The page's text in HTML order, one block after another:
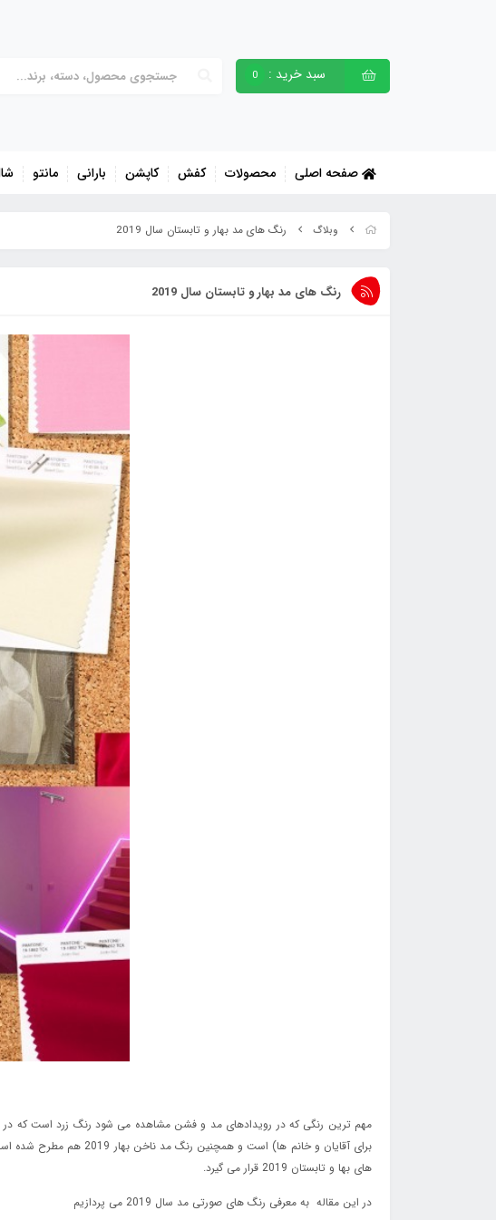
سبد خرید : 0
صفحه اصلی محصولات کفش کاپشن بارانی مانتو
وبلاگ رنگ های مد بهار و تابستان سال 2019
رنگ های مد بهار و تابستان سال 2019
مهم ترین رنگی که در رویدادهای مد و فشن مشاهده می شود رنگ زرد است که
برای آقایان و خانم
های بها و تابستان 2019 قرار می گیرد.
در این مقاله به معرفی رنگ های صورتی مد سال 2019 می پردازیم